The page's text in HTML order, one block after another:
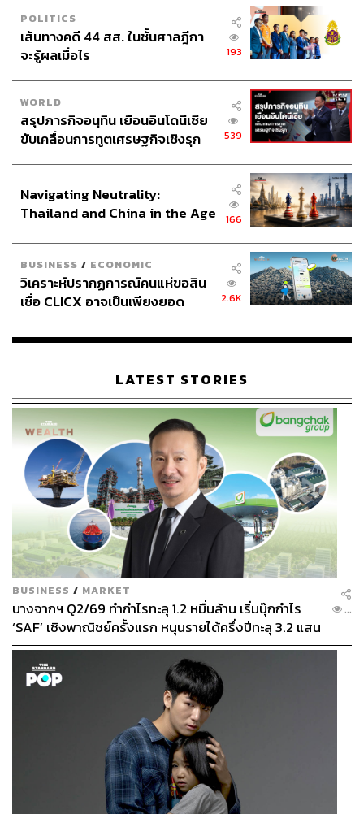
POLITICS
เส้นทางคดี 44 สส. ในชั้นศาลฎีกา
จะรู้ผลเมื่อไร
193
WORLD
สรุปภารกิจอนุทิน เยือนอินโดนีเซีย
ขับเคลื่อนการทูตเศรษฐกิจเชิงรุก
539
Navigating Neutrality:
Thailand and China in the Age
166
BUSINESS / ECONOMIC
วิเคราะห์ปรากฏการณ์คนแห่ขอสิน
เชื่อ CLICX อาจเป็นเพียงยอด
เรือนไทยที่ถูกซุกไว้
2.6K
LATEST STORIES
BUSINESS / MARKET
บางจากฯ Q2/69 ทำกำไรทะลุ 1.2 หมื่นล้าน เริ่มบุ๊กกำไร
‘SAF’ เชิงพาณิชย์ครั้งแรก หนุนรายได้ครึ่งปีทะลุ 3.2 แสน
ล้าน
...